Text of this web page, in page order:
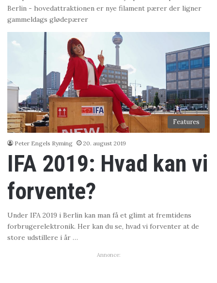
Berlin - hovedattraktionen er nye filament pærer der ligner
gammeldags glødepærer
Features
Peter Engels Ryming 20. august 2019
IFA 2019: Hvad kan vi
forvente?
Under IFA 2019 i Berlin kan man få et glimt at fremtidens
forbrugerelektronik. Her kan du se, hvad vi forventer at de
store udstillere i år …
Annonce: